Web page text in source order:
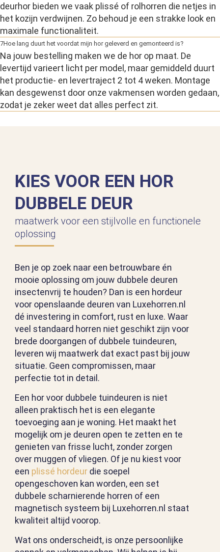
deurhor bieden we vaak plissé of rolhorren die netjes in
het kozijn verdwijnen. Zo behoud je een strakke look en
maximale functionaliteit.
7Hoe lang duurt het voordat mijn hor geleverd en gemonteerd is?
Na jouw bestelling maken we de hor op maat. De
levertijd varieert licht per model, maar gemiddeld duurt
het productie- en levertraject 2 tot 4 weken. Montage
kan desgewenst door onze vakmensen worden gedaan,
zodat je zeker weet dat alles perfect zit.
KIES VOOR EEN HOR
DUBBELE DEUR
maatwerk voor een stijlvolle en functionele
oplossing
Ben je op zoek naar een betrouwbare én
mooie oplossing om jouw dubbele deuren
insectenvrij te houden? Dan is een hordeur
voor openslaande deuren van Luxehorren.nl
dé investering in comfort, rust en luxe. Waar
veel standaard horren niet geschikt zijn voor
brede doorgangen of dubbele tuindeuren,
leveren wij maatwerk dat exact past bij jouw
situatie. Geen compromissen, maar
perfectie tot in detail.
Een hor voor dubbele tuindeuren is niet
alleen praktisch het is een elegante
toevoeging aan je woning. Het maakt het
mogelijk om je deuren open te zetten en te
genieten van frisse lucht, zonder zorgen
over muggen of vliegen. Of je nu kiest voor
een plissé hordeur die soepel
opengeschoven kan worden, een set
dubbele scharnierende horren of een
magnetisch systeem bij Luxehorren.nl staat
kwaliteit altijd voorop.
Wat ons onderscheidt, is onze persoonlijke